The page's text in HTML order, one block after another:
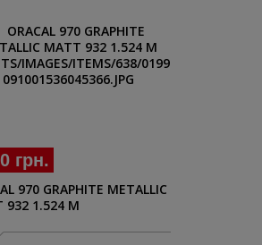
грн.
970 GRAPHITE METALLIC
932 1.524 M